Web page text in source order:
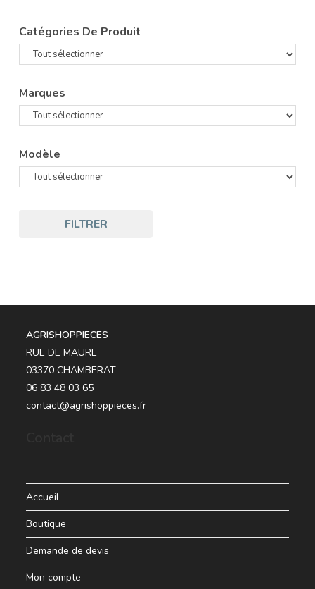
Catégories De Produit
Marques
Modèle
FILTRER
AGRISHOPPIECES
RUE DE MAURE
03370 CHAMBERAT
06 83 48 03 65
contact@agrishoppieces.fr
Accueil
Boutique
Demande de devis
Mon compte